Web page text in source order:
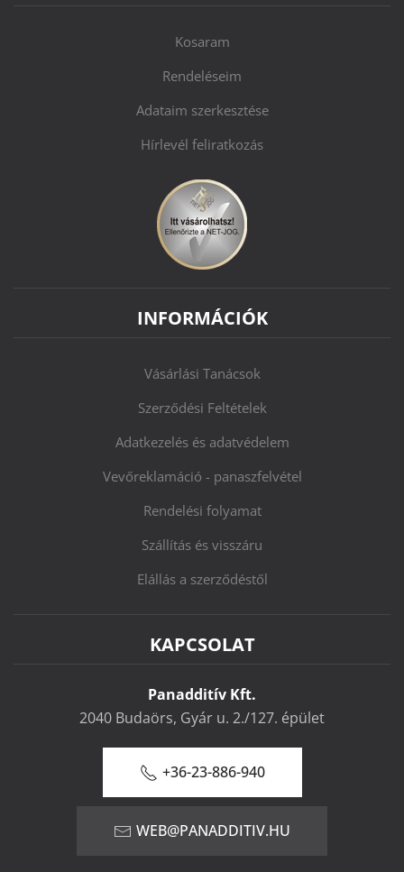
Kosaram
Rendeléseim
Adataim szerkesztése
Hírlevél feliratkozás
INFORMÁCIÓK
Vásárlási Tanácsok
Szerződési Feltételek
Adatkezelés és adatvédelem
Vevőreklamáció - panaszfelvétel
Rendelési folyamat
Szállítás és visszáru
Elállás a szerződéstől
KAPCSOLAT
Panadditív Kft.
2040 Budaörs, Gyár u. 2./127. épület
+36-23-886-940
WEB@PANADDITIV.HU